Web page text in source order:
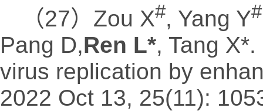
（27）Zou X#, Yang Y#
Pang D,Ren L*, Tang
virus replication by
2022 Oct 13, 25(11):